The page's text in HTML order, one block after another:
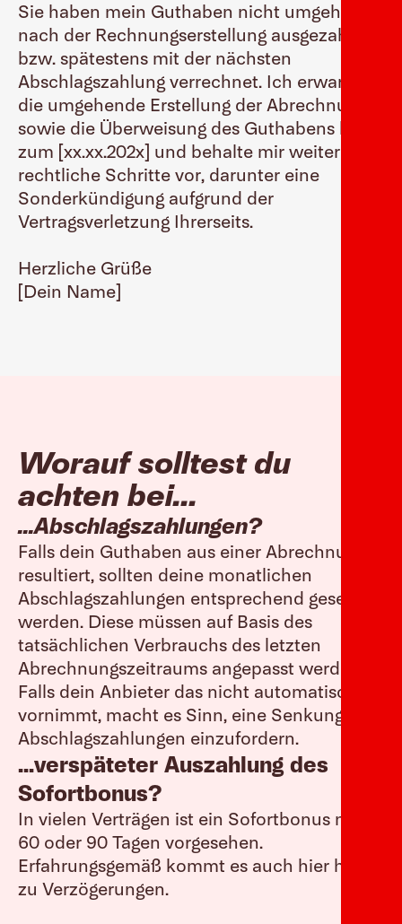
Sie haben mein Guthaben nicht umgehend
nach der Rechnungserstellung ausgezahlt
bzw. spätestens mit der nächsten
Abschlagszahlung verrechnet. Ich erwarte
die umgehende Erstellung der Abrechnung
sowie die Überweisung des Guthabens bis
zum [xx.xx.202x] und behalte mir weitere
rechtliche Schritte vor, darunter eine
Sonderkündigung aufgrund der
Vertragsverletzung Ihrerseits.
Herzliche Grüße
[Dein Name]
Worauf solltest du
achten bei...
...Abschlagszahlungen?
Falls dein Guthaben aus einer Abrechnung
resultiert, sollten deine monatlichen
Abschlagszahlungen entsprechend gesenkt
werden. Diese müssen auf Basis des
tatsächlichen Verbrauchs des letzten
Abrechnungszeitraums angepasst werden.
Falls dein Anbieter das nicht automatisch
vornimmt, macht es Sinn, eine Senkung der
Abschlagszahlungen einzufordern.
...verspäteter Auszahlung des
Sofortbonus?
In vielen Verträgen ist ein Sofortbonus nach
60 oder 90 Tagen vorgesehen.
Erfahrungsgemäß kommt es auch hier häufig
zu Verzögerungen.